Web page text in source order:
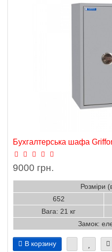
Бухгалтерська шафа
9000 грн.
Розміри
652
Вага: 21 кг
Замок:
В корзину